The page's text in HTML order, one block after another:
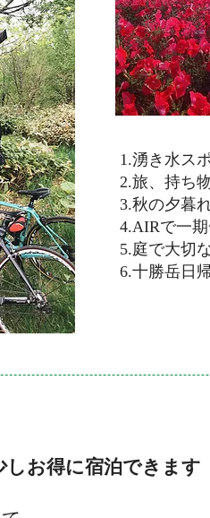
1.湧き水ス
2.旅、持ち
3.秋の夕暮
4.AIRで一
5.庭で大切
6.十勝岳日
お得に宿泊できます